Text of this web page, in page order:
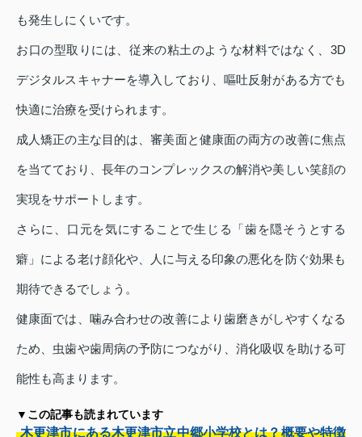
も発生しにくいです。
お口の型取りには、従来の粘土のような材料ではなく、3D
デジタルスキャナーを導入しており、嘔吐反射がある方でも
快適に治療を受けられます。
成人矯正の主な目的は、審美面と健康面の両方の改善に焦点
を当てており、長年のコンプレックスの解消や美しい笑顔の
実現をサポートします。
さらに、口元を気にすることで生じる「歯を隠そうとする
癖」による老け顔化や、人に与える印象の悪化を防ぐ効果も
期待できるでしょう。
健康面では、噛み合わせの改善により歯磨きがしやすくなる
ため、虫歯や歯周病の予防につながり、消化吸収を助ける可
能性も高まります。
▼この記事も読まれています
木更津市にある木更津市立中郷小学校とは？概要や特徴